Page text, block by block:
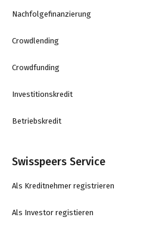
Nachfolgefinanzierung
Crowdlending
Crowdfunding
Investitionskredit
Betriebskredit
Swisspeers Service
Als Kreditnehmer registrieren
Als Investor registieren